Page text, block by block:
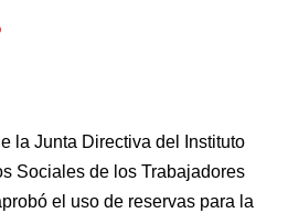
la Junta Directiva del Instituto
Sociales de los Trabajadores
el uso de reservas para la